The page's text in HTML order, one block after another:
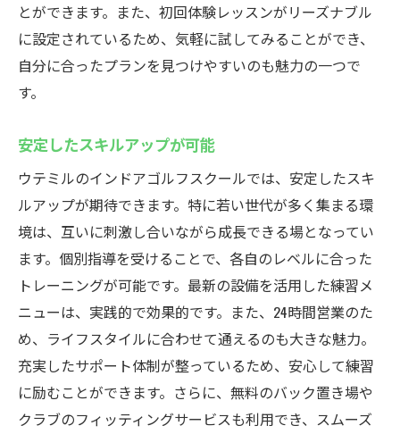
とができます。また、初回体験レッスンがリーズナブル
に設定されているため、気軽に試してみることができ、
自分に合ったプランを見つけやすいのも魅力の一つで
す。
安定したスキルアップが可能
ウテミルのインドアゴルフスクールでは、安定したスキ
ルアップが期待できます。特に若い世代が多く集まる環
境は、互いに刺激し合いながら成長できる場となってい
ます。個別指導を受けることで、各自のレベルに合った
トレーニングが可能です。最新の設備を活用した練習メ
ニューは、実践的で効果的です。また、24時間営業のた
め、ライフスタイルに合わせて通えるのも大きな魅力。
充実したサポート体制が整っているため、安心して練習
に励むことができます。さらに、無料のバック置き場や
クラブのフィッティングサービスも利用でき、スムーズ